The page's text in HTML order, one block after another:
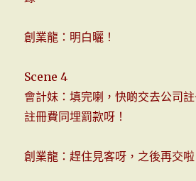
創業龍：明白曬！
Scene 4
會計妹：填完喇，快啲交去公司
註冊費同埋罰款呀！
創業龍：趕住見客呀，之後再交啦